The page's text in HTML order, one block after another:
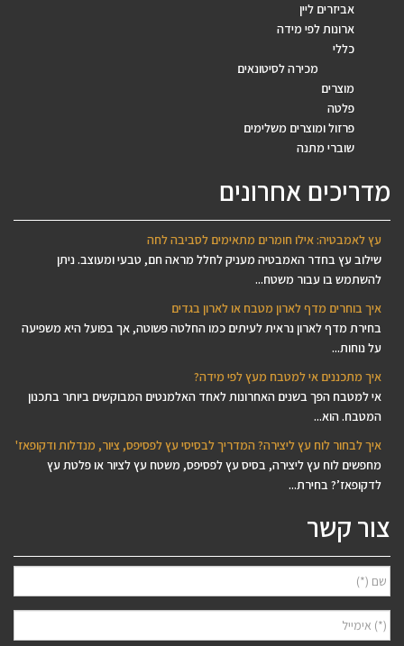
אביזרים ליין
ארונות לפי מידה
כללי
מכירה לסיטונאים
מוצרים
פלטה
פרזול ומוצרים משלימים
שוברי מתנה
מדריכים אחרונים
עץ לאמבטיה: אילו חומרים מתאימים לסביבה לחה
שילוב עץ בחדר האמבטיה מעניק לחלל מראה חם, טבעי ומעוצב. ניתן
להשתמש בו עבור משטח...
איך בוחרים מדף לארון מטבח או לארון בגדים
בחירת מדף לארון נראית לעיתים כמו החלטה פשוטה, אך בפועל היא משפיעה
על נוחות...
איך מתכננים אי למטבח מעץ לפי מידה?
אי למטבח הפך בשנים האחרונות לאחד האלמנטים המבוקשים ביותר בתכנון
המטבח. הוא...
איך לבחור לוח עץ ליצירה? המדריך לבסיסי עץ לפסיפס, ציור, מנדלות ודקופאז'
מחפשים לוח עץ ליצירה, בסיס עץ לפסיפס, משטח עץ לציור או פלטת עץ
לדקופאז’? בחירת...
צור קשר